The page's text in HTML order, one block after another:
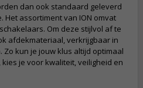
dan ook standaard geleverd
Het assortiment van ION omvat
Om deze stijlvol af te
afdekmateriaal, verkrijgbaar in
kun je jouw klus altijd optimaal
je voor kwaliteit, veiligheid en